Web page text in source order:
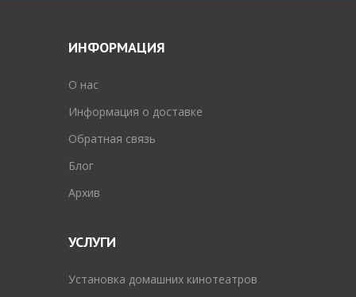
ИНФОРМАЦИЯ
O нас
Информация о доставке
Обратная связь
Блог
Архив
УСЛУГИ
Установка домашних кинотеатров